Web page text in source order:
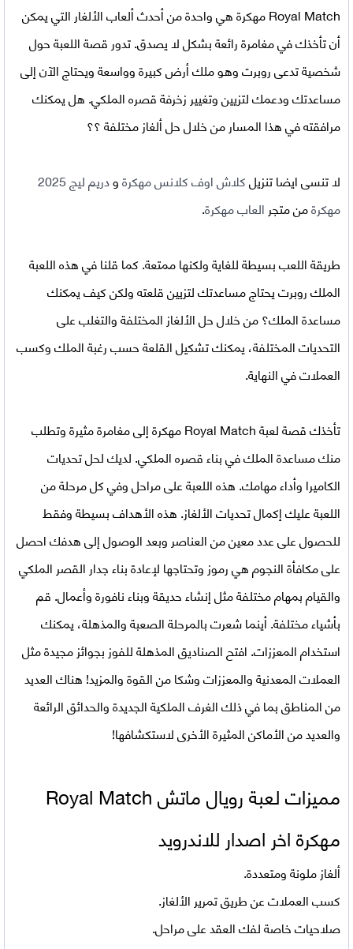
Royal Match مهكرة
هي واحدة من أحدث ألعاب الألغار التي يمكن
أن تأخذك في مغامرة رائعة بشكل لا يصدق. تدور قصة اللعبة حول
شخصية تدعى روبرت وهو ملك أرض كبيرة وواسعة ويحتاج الآن إلى
مساعدتك ودعمك لتزيين وتغيير زخرفة قصره الملكي. هل يمكنك
مرافقته في هذا المسار من خلال حل ألغاز مختلفة ؟؟
لا تنسى ايضا تنزيلكلاش اوف كلانس مهكرةو
دريم ليج 2025
مهكرةمن متجرالعاب مهكرة.
طريقة اللعب بسيطة للغاية ولكنها ممتعة. كما قلنا في هذه اللعبة
الملك روبرت يحتاج مساعدتك لتزيين قلعته ولكن كيف يمكنك
مساعدة الملك؟ من خلال حل الألغاز المختلفة والتغلب على
التحديات المختلفة، يمكنك تشكيل القلعة حسب رغبة الملك وكسب
العملات في النهاية.
تأخذك قصةلعبة Royal Match مهكرة
إلى مغامرة مثيرة وتطلب
منك مساعدة الملك في بناء قصره الملكي. لديك لحل تحديات
الكاميرا وأداء مهامك. هذه اللعبة على مراحل وفي كل مرحلة من
اللعبة عليك إكمال تحديات الألغاز. هذه الأهداف بسيطة وفقط
للحصول على عدد معين من العناصر وبعد الوصول إلى هدفك احصل
على مكافأة النجوم هي رموز وتحتاجها لإعادة بناء جدار القصر الملكي
والقيام بمهام مختلفة مثل إنشاء حديقة وبناء نافورة وأعمال. قم
بأشياء مختلفة. أينما شعرت بالمرحلة الصعبة والمذهلة، يمكنك
استخدام المعززات. افتح الصناديق المذهلة للفوز بجوائز مجيدة مثل
العملات المعدنية والمعززات وشكا من القوة والمزيد! هناك العديد
من المناطق بما في ذلك الغرف الملكية الجديدة والحدائق الرائعة
والعديد من الأماكن المثيرة الأخرى لاستكشافها!
مميزات لعبة رويال ماتش Royal Match
مهكرة اخر اصدار للاندرويد
ألغاز ملونة ومتعددة.
كسب العملات عن طريق تمرير الألغاز.
صلاحيات خاصة لفك العقد على مراحل.